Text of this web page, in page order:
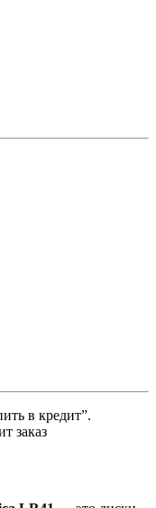
в кредит”.
заказ